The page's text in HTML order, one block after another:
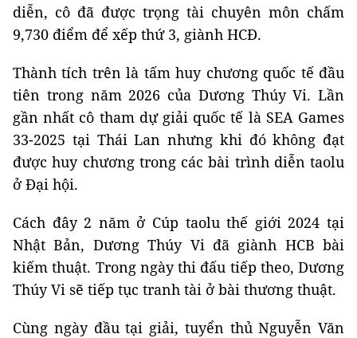
diễn, cô đã được trọng tài chuyên môn chấm
9,730 điểm để xếp thứ 3, giành HCĐ.
Thành tích trên là tấm huy chương quốc tế đầu
tiên trong năm 2026 của Dương Thúy Vi. Lần
gần nhất cô tham dự giải quốc tế là SEA Games
33-2025 tại Thái Lan nhưng khi đó không đạt
được huy chương trong các bài trình diễn taolu
ở Đại hội.
Cách đây 2 năm ở Cúp taolu thế giới 2024 tại
Nhật Bản, Dương Thúy Vi đã giành HCB bài
kiếm thuật. Trong ngày thi đấu tiếp theo, Dương
Thúy Vi sẽ tiếp tục tranh tài ở bài thương thuật.
Cùng ngày đầu tại giải, tuyển thủ Nguyễn Văn